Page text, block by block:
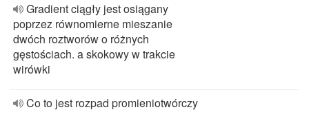
Gradient ciągły jest osiągany
poprzez równomierne mieszanie
dwóch roztworów o różnych
gęstościach. a skokowy w trakcie
wirówki
Co to jest rozpad promieniotwórczy